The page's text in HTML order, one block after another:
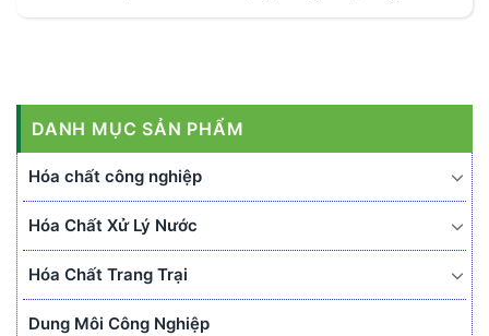
DANH MỤC SẢN PHẨM
Hóa chất công nghiệp
Hóa Chất Xử Lý Nước
Hóa Chất Trang Trại
Dung Môi Công Nghiệp